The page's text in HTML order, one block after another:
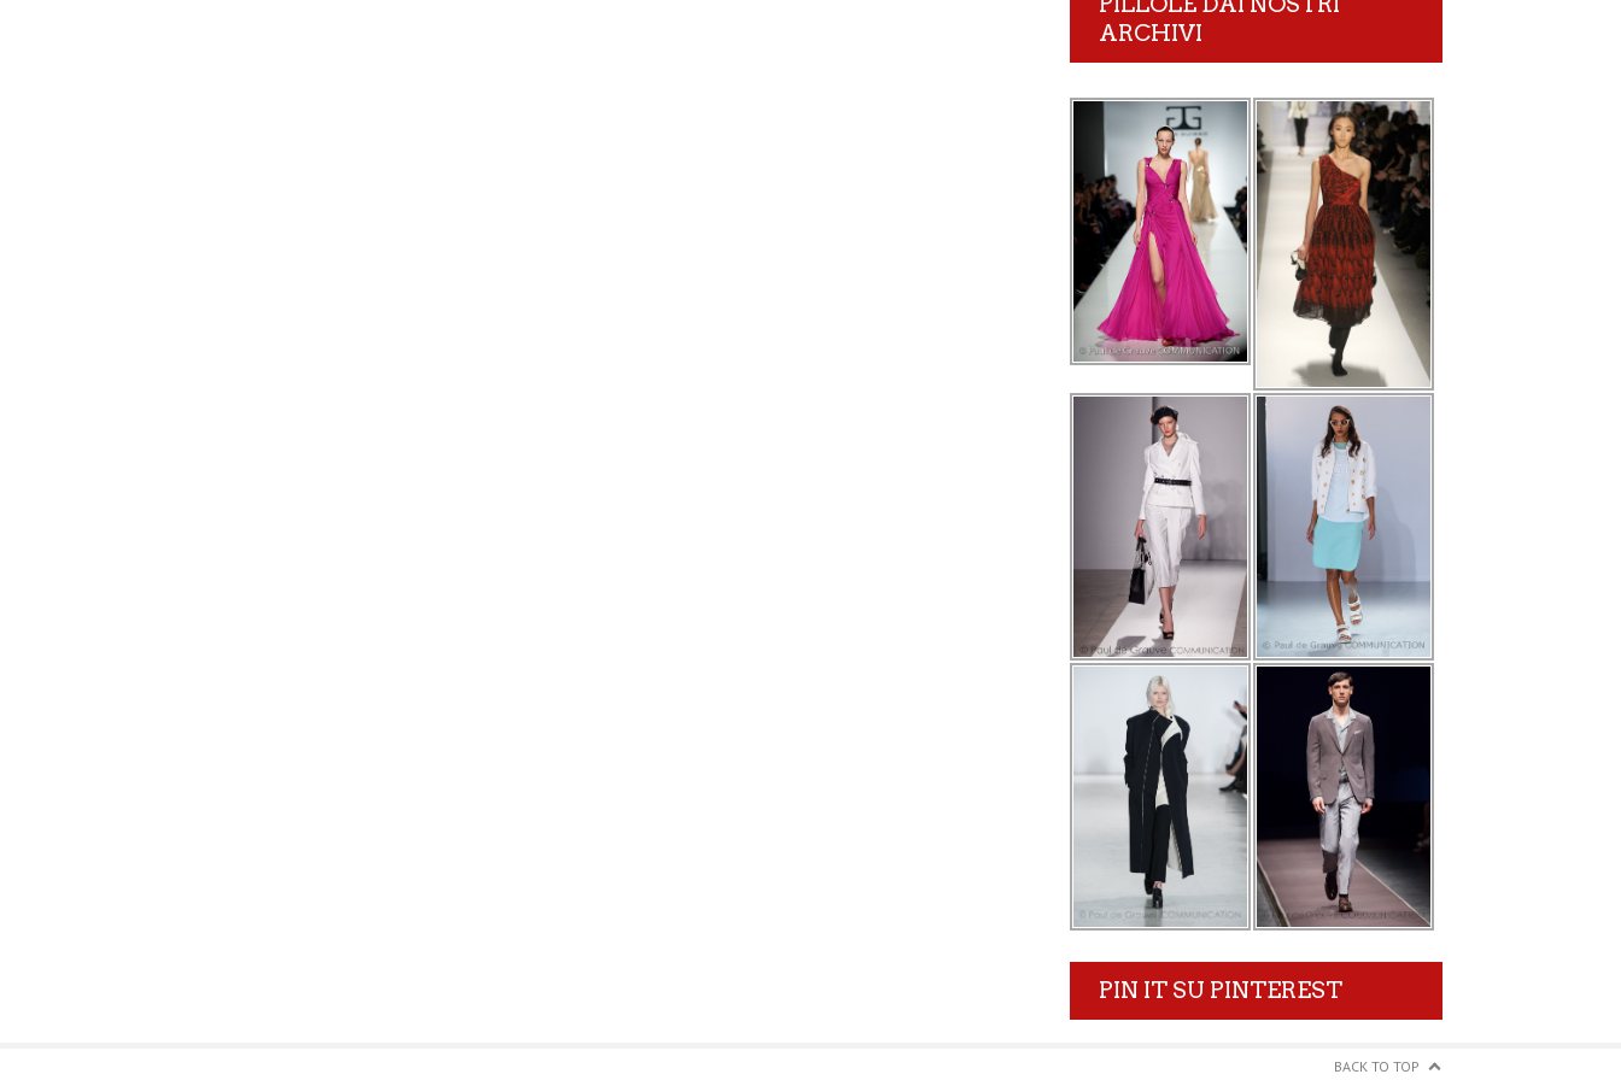
ARCHIVI
PIN IT SU PINTEREST
BACK TO TOP